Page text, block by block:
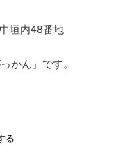
垣内48番地
かん」です。
る